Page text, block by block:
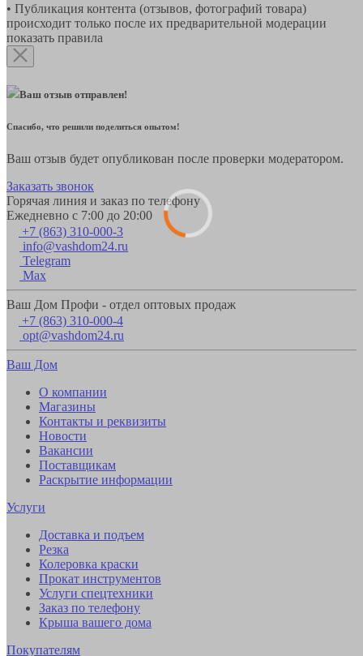
• Публикация контента (отзывов, фотографий товара)
происходит только после их предварительной модерации
показать правила
Ваш отзыв отправлен!
Спасибо, что решили поделиться опытом!
Ваш отзыв будет опубликован после проверки модератором.
Заказать звонок
Горячая линия и заказ по телефону
Ежедневно с 7:00 до 20:00
+7 (863) 310-000-3
info@vashdom24.ru
Telegram
Max
Ваш Дом Профи - отдел оптовых продаж
+7 (863) 310-000-4
opt@vashdom24.ru
Ваш Дом
О компании
Магазины
Контакты и реквизиты
Новости
Вакансии
Поставщикам
Раскрытие информации
Услуги
Доставка и подъем
Резка
Колеровка краски
Прокат инструментов
Услуги спецтехники
Заказ по телефону
Крыша вашего дома
Покупателям